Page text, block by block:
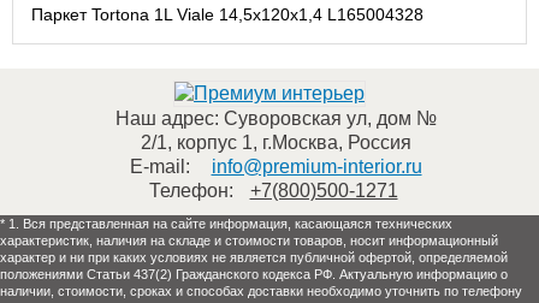
Паркет Tortona 1L Viale 14,5x120x1,4 L165004328
Наш адрес: Суворовская ул, дом №
2/1, корпус 1, г.Москва, Россия
E-mail:
info@premium-interior.ru
Телефон:
+7(800)500-1271
* 1. Вся представленная на сайте информация, касающаяся технических
характеристик, наличия на складе и стоимости товаров, носит информационный
характер и ни при каких условиях не является публичной офертой, определяемой
положениями Статьи 437(2) Гражданского кодекса РФ. Актуальную информацию о
наличии, стоимости, сроках и способах доставки необходимо уточнить по телефону